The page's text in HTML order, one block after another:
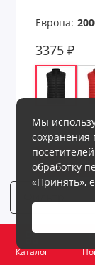
Каталог
Европа:
3375 ₽
Все
В корзину
Мы
сохранения
обработку
«Принять»,